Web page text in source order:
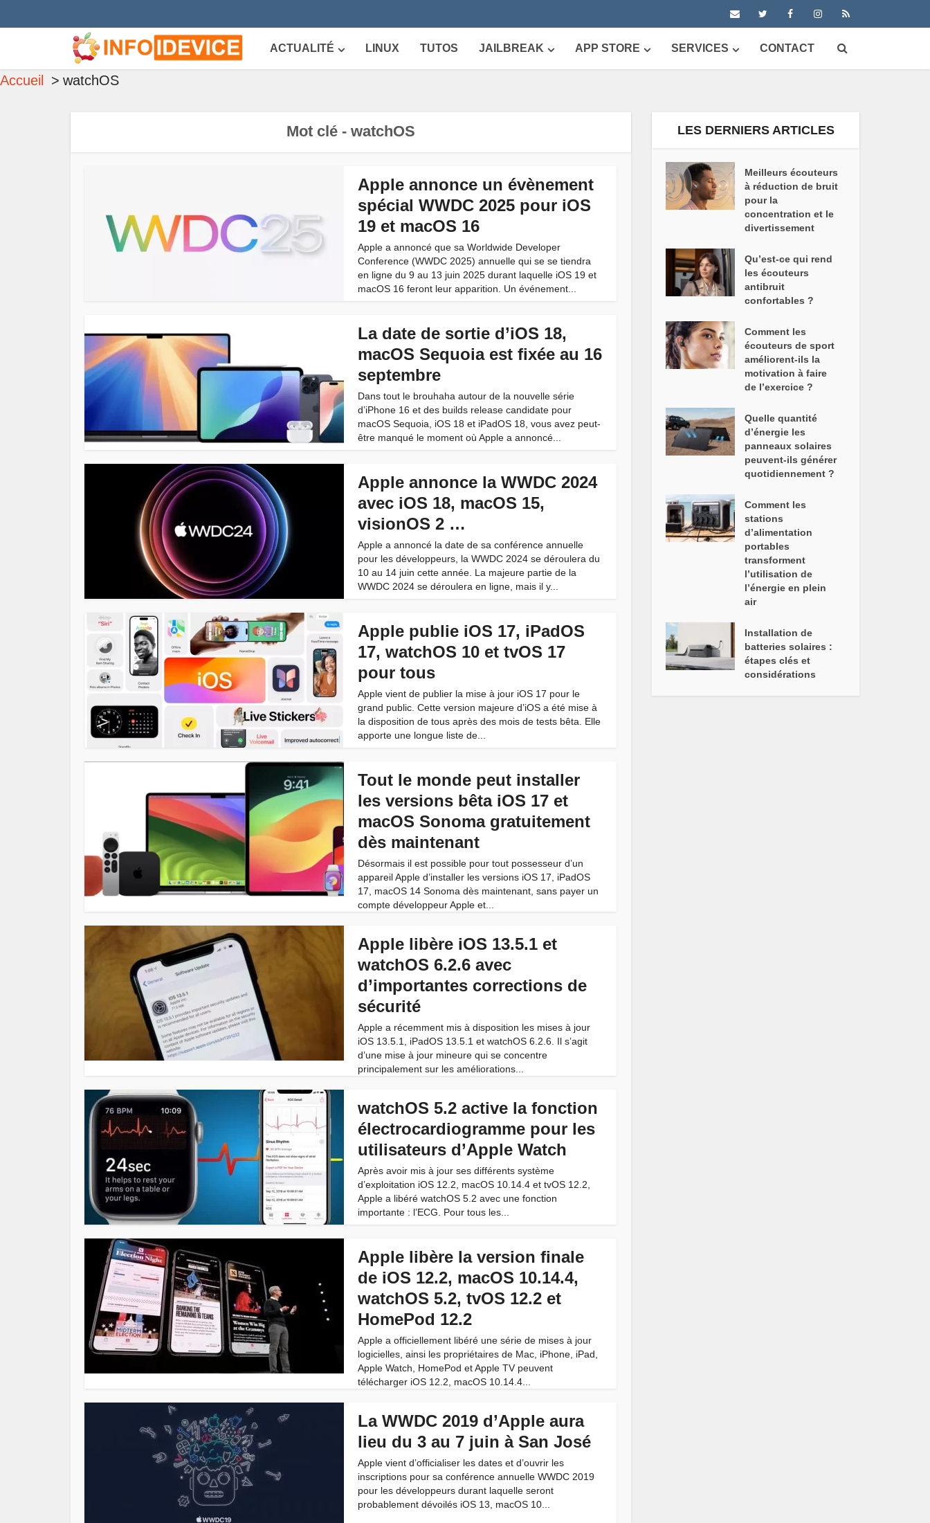
ACTUALITÉ LINUX TUTOS JAILBREAK APP STORE SERVICES CONTACT
Accueil watchOS
Mot clé - watchOS
Apple annonce un évènement
spécial WWDC 2025 pour iOS
19 et macOS 16
Apple a annoncé que sa Worldwide Developer
Conference (WWDC 2025) annuelle qui se se tiendra
en ligne du 9 au 13 juin 2025 durant laquelle iOS 19 et
macOS 16 feront leur apparition. Un événement...
La date de sortie d’iOS 18,
macOS Sequoia est fixée au 16
septembre
Dans tout le brouhaha autour de la nouvelle série
d’iPhone 16 et des builds release candidate pour
macOS Sequoia, iOS 18 et iPadOS 18, vous avez peut-
être manqué le moment où Apple a annoncé...
Apple annonce la WWDC 2024
avec iOS 18, macOS 15,
visionOS 2 …
Apple a annoncé la date de sa conférence annuelle
pour les développeurs, la WWDC 2024 se déroulera du
10 au 14 juin cette année. La majeure partie de la
WWDC 2024 se déroulera en ligne, mais il y...
Apple publie iOS 17, iPadOS
17, watchOS 10 et tvOS 17
pour tous
Apple vient de publier la mise à jour iOS 17 pour le
grand public. Cette version majeure d’iOS a été mise à
la disposition de tous après des mois de tests bêta. Elle
apporte une longue liste de...
Tout le monde peut installer
les versions bêta iOS 17 et
macOS Sonoma gratuitement
dès maintenant
Désormais il est possible pour tout possesseur d’un
appareil Apple d’installer les versions iOS 17, iPadOS
17, macOS 14 Sonoma dès maintenant, sans payer un
compte développeur Apple et...
Apple libère iOS 13.5.1 et
watchOS 6.2.6 avec
d’importantes corrections de
sécurité
Apple a récemment mis à disposition les mises à jour
iOS 13.5.1, iPadOS 13.5.1 et watchOS 6.2.6. Il s’agit
d’une mise à jour mineure qui se concentre
principalement sur les améliorations...
watchOS 5.2 active la fonction
électrocardiogramme pour les
utilisateurs d’Apple Watch
Après avoir mis à jour ses différents système
d’exploitation iOS 12.2, macOS 10.14.4 et tvOS 12.2,
Apple a libéré watchOS 5.2 avec une fonction
importante : l’ECG. Pour tous les...
Apple libère la version finale
de iOS 12.2, macOS 10.14.4,
watchOS 5.2, tvOS 12.2 et
HomePod 12.2
Apple a officiellement libéré une série de mises à jour
logicielles, ainsi les propriétaires de Mac, iPhone, iPad,
Apple Watch, HomePod et Apple TV peuvent
télécharger iOS 12.2, macOS 10.14.4...
La WWDC 2019 d’Apple aura
lieu du 3 au 7 juin à San José
Apple vient d’officialiser les dates et d’ouvrir les
inscriptions pour sa conférence annuelle WWDC 2019
pour les développeurs durant laquelle seront
probablement dévoilés iOS 13, macOS 10...
LES DERNIERS ARTICLES
Meilleurs écouteurs
à réduction de bruit
pour la
concentration et le
divertissement
Qu’est-ce qui rend
les écouteurs
antibruit
confortables ?
Comment les
écouteurs de sport
améliorent-ils la
motivation à faire
de l’exercice ?
Quelle quantité
d’énergie les
panneaux solaires
peuvent-ils générer
quotidiennement ?
Comment les
stations
d’alimentation
portables
transforment
l’utilisation de
l’énergie en plein
air
Installation de
batteries solaires :
étapes clés et
considérations